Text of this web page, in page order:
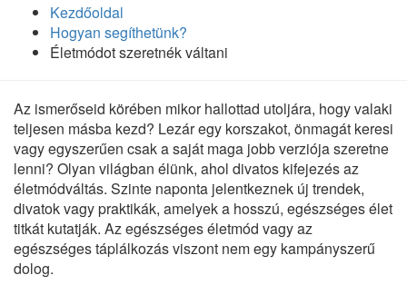
Kezdőoldal
Hogyan segíthetünk?
Életmódot szeretnék váltani
Az ismerőseid körében mikor hallottad utoljára, hogy valaki
teljesen másba kezd? Lezár egy korszakot, önmagát keresi
vagy egyszerűen csak a saját maga jobb verziója szeretne
lenni? Olyan világban élünk, ahol divatos kifejezés az
életmódváltás. Szinte naponta jelentkeznek új trendek,
divatok vagy praktikák, amelyek a hosszú, egészséges élet
titkát kutatják. Az egészséges életmód vagy az
egészséges táplálkozás viszont nem egy kampányszerű
dolog.